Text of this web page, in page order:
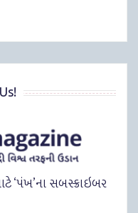
‘પંખ’ના સબસ્ક્રાઇબર